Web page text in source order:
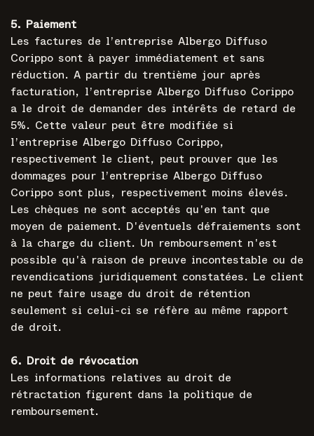
5. Paiement
Les factures de l’entreprise Albergo Diffuso
Corippo sont à payer immédiatement et sans
réduction. A partir du trentième jour après
facturation, l’entreprise Albergo Diffuso Corippo
a le droit de demander des intérêts de retard de
5%. Cette valeur peut être modifiée si
l’entreprise Albergo Diffuso Corippo,
respectivement le client, peut prouver que les
dommages pour l’entreprise Albergo Diffuso
Corippo sont plus, respectivement moins élevés.
Les chèques ne sont acceptés qu'en tant que
moyen de paiement. D'éventuels défraiements sont
à la charge du client. Un remboursement n'est
possible qu'à raison de preuve incontestable ou de
revendications juridiquement constatées. Le client
ne peut faire usage du droit de rétention
seulement si celui-ci se réfère au même rapport
de droit.
6. Droit de révocation
Les informations relatives au droit de
rétractation figurent dans la politique de
remboursement.